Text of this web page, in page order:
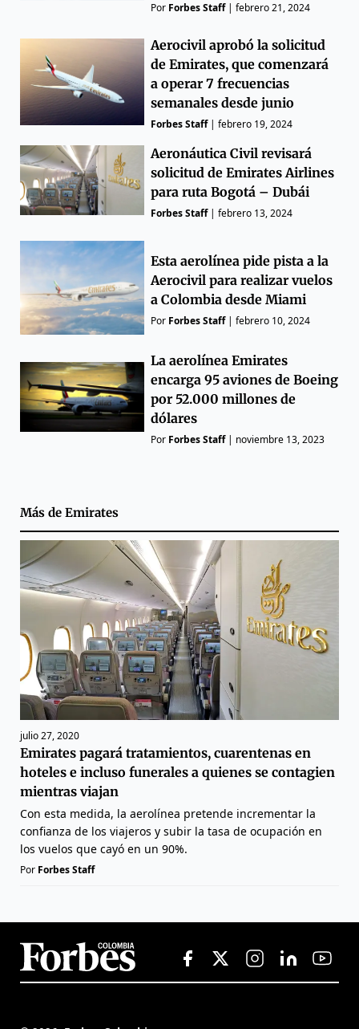
Por Forbes Staff|febrero 21, 2024
Aerocivil aprobó la solicitud
de Emirates, que comenzará
a operar 7 frecuencias
semanales desde junio
Forbes Staff|febrero 19, 2024
Aeronáutica Civil revisará
solicitud de Emirates Airlines
para ruta Bogotá – Dubái
Forbes Staff|febrero 13, 2024
Esta aerolínea pide pista a la
Aerocivil para realizar vuelos
a Colombia desde Miami
Por Forbes Staff|febrero 10, 2024
La aerolínea Emirates
encarga 95 aviones de Boeing
por 52.000 millones de
dólares
Por Forbes Staff| noviembre 13, 2023
Más de Emirates
julio 27, 2020
Emirates pagará tratamientos, cuarentenas en
hoteles e incluso funerales a quienes se contagien
mientras viajan
Con esta medida, la aerolínea pretende incrementar la
confianza de los viajeros y subir la tasa de ocupación en
los vuelos que cayó en un 90%.
Por Forbes Staff